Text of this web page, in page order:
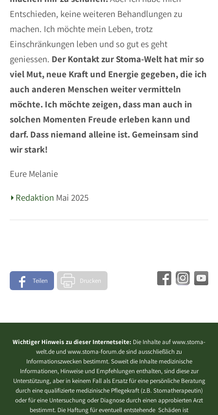
Entschieden, keine weiteren Behandlungen zu
machen. Ich möchte mein Leben, trotz
Einschränkungen leben und so gut es geht
geniessen. Der Kontakt zur Stoma-Welt hat mir so
viel Mut, neue Kraft und Energie gegeben, die ich
auch anderen Menschen weiter vermitteln
möchte. Ich möchte zeigen, dass man auch in
solchen Momenten Freude erleben kann und
darf. Dass niemand alleine ist. Gemeinsam sind
wir stark!
Eure Melanie
Redaktion Mai 2025
Teilen Drucken
Wichtiger Hinweis zu dieser Internetseite: Die Inhalte auf www.stoma-
welt.de und www.stoma-forum.de sind ausschließlich zu
Informationszwecken bestimmt. Soweit die Inhalte medizinische
Informationen, Hinweise und Empfehlungen enthalten, sind diese zur
Unterstützung, aber in keinem Fall als Ersatz für eine persönliche Beratung
durch eine qualifizierte medizinische Pflegekraft (z.B. Stomatherapeutin)
oder für eine Untersuchung oder Diagnose durch einen approbierten Arzt
bestimmt. Die Haftung für eventuell entstehende Schäden ist